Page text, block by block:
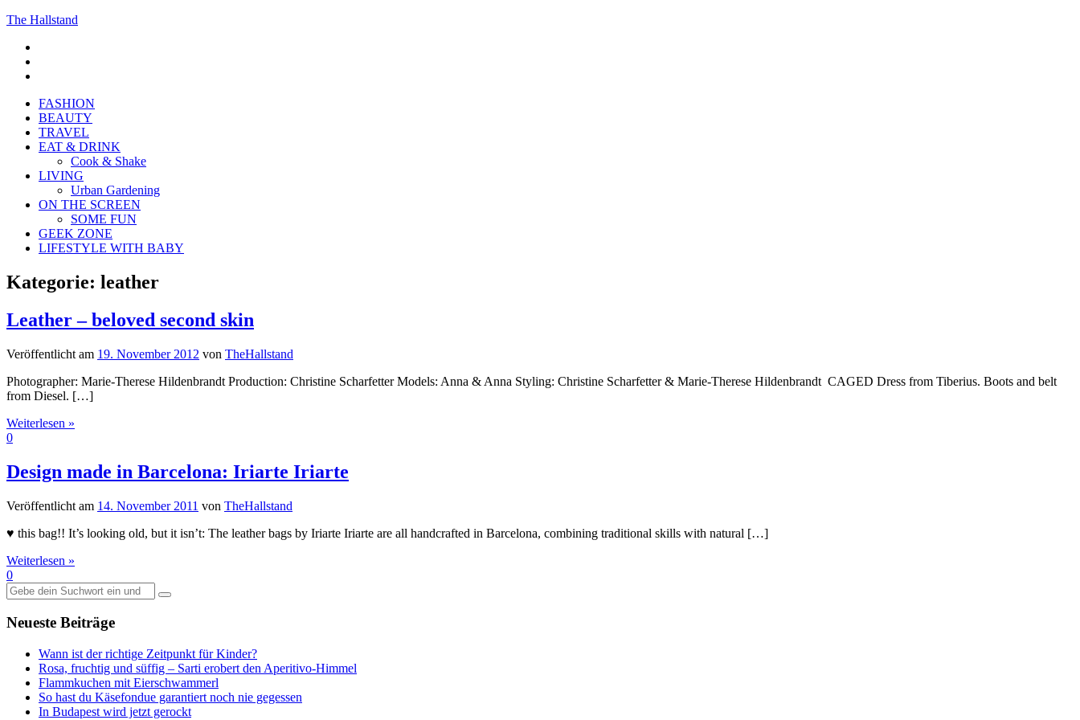
The Hallstand
FASHION
BEAUTY
TRAVEL
EAT & DRINK
Cook & Shake
LIVING
Urban Gardening
ON THE SCREEN
SOME FUN
GEEK ZONE
LIFESTYLE WITH BABY
Kategorie: leather
Leather – beloved second skin
Veröffentlicht am 19. November 2012 von TheHallstand
Photographer: Marie-Therese Hildenbrandt Production: Christine Scharfetter Models: Anna & Anna Styling: Christine Scharfetter & Marie-Therese Hildenbrandt CAGED Dress from Tiberius. Boots and belt
from Diesel. […]
Weiterlesen »
0
Design made in Barcelona: Iriarte Iriarte
Veröffentlicht am 14. November 2011 von TheHallstand
♥ this bag!! It’s looking old, but it isn’t: The leather bags by Iriarte Iriarte are all handcrafted in Barcelona, combining traditional skills with natural […]
Weiterlesen »
0
Suche
nach:
Neueste Beiträge
Wann ist der richtige Zeitpunkt für Kinder?
Rosa, fruchtig und süffig – Sarti erobert den Aperitivo-Himmel
Flammkuchen mit Eierschwammerl
So hast du Käsefondue garantiert noch nie gegessen
In Budapest wird jetzt gerockt